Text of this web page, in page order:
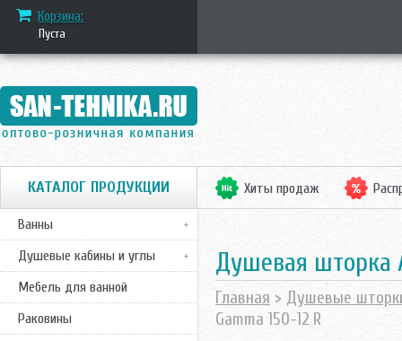
Корзина:
Пуста
КАТАЛОГ ПРОДУКЦИИ
Ванны
Душевые кабины и углы
Мебель для ванной
Раковины
Хиты продаж
Душевая шторка
Главная > Душевые
Gamma 150-12 R